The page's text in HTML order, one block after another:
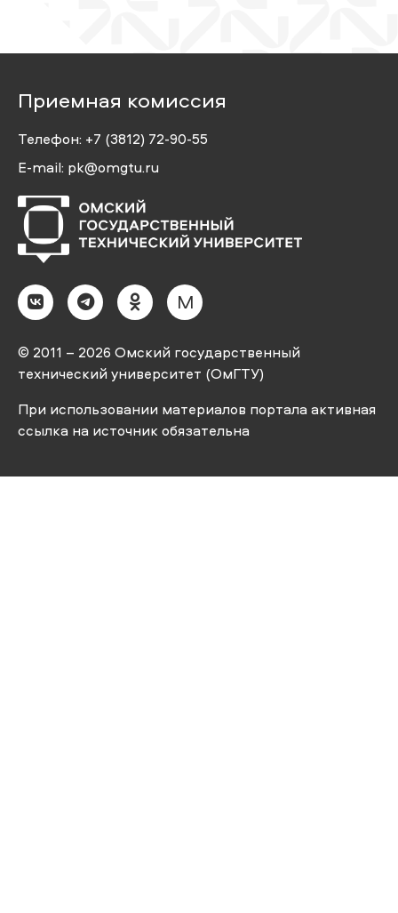
Приемная комиссия
Телефон: +7 (3812) 72-90-55
E-mail: pk@omgtu.ru
M
© 2011 – 2026 Омский государственный
технический университет (ОмГТУ)
При использовании материалов портала активная
ссылка на источник обязательна